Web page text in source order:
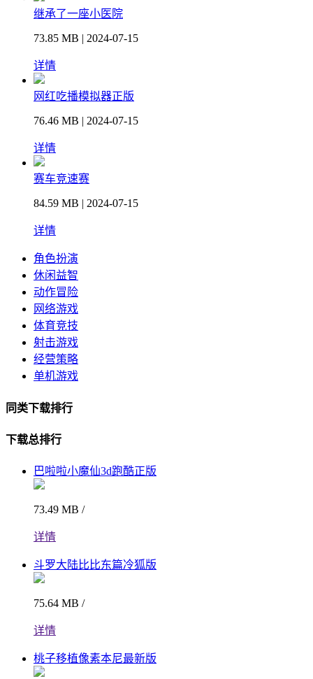
继承了一座小医院
73.85 MB | 2024-07-15
详情
网红吃播模拟器正版
76.46 MB | 2024-07-15
详情
赛车竞速赛
84.59 MB | 2024-07-15
详情
角色扮演
休闲益智
动作冒险
网络游戏
体育竞技
射击游戏
经营策略
单机游戏
同类下载排行
下载总排行
巴啦啦小魔仙3d跑酷正版
73.49 MB /
详情
斗罗大陆比比东篇冷狐版
75.64 MB /
详情
桃子移植像素本尼最新版